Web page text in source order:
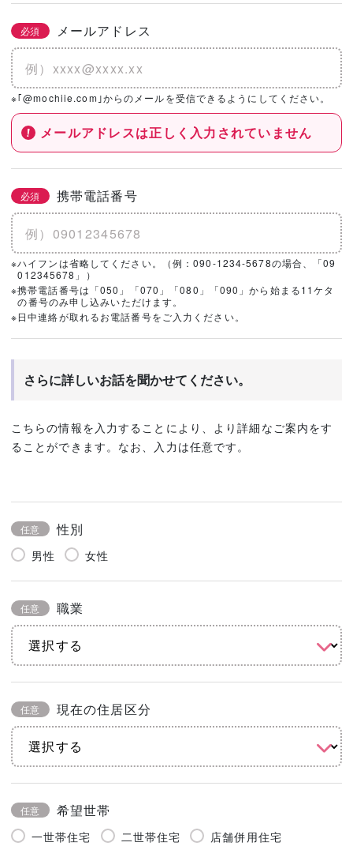
必須 メールアドレス
※｢@mochiie.com｣からのメールを受信できるようにしてください。
メールアドレスは正しく入力されていません
必須 携帯電話番号
※ハイフンは省略してください。（例：090-1234-5678の場合、「09
012345678」）
※携帯電話番号は「050」「070」「080」「090」から始まる11ケタ
の番号のみ申し込みいただけます。
※日中連絡が取れるお電話番号をご入力ください。
さらに詳しいお話を聞かせてください。
こちらの情報を入力することにより、より詳細なご案内をす
ることができます。なお、入力は任意です。
任意 性別
男性 女性
任意 職業
任意 現在の住居区分
任意 希望世帯
一世帯住宅 二世帯住宅 店舗併用住宅